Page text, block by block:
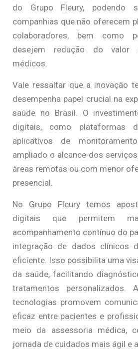
do Grupo Fleury, podendo
companhias que não oferecem
colaboradores, bem como
desejem redução do valor
médicos.
Vale ressaltar que a inovação
desempenha papel crucial na
saúde no Brasil. O
digitais, como plataformas
aplicativos de
ampliado o alcance dos
áreas remotas ou com menor
presencial.
No Grupo Fleury temos
digitais que permitem
acompanhamento contínuo do
integração de dados clínicos
eficiente. Isso possibilita uma
da saúde, facilitando
tratamentos personalizados.
tecnologias promovem
eficaz entre pacientes e
meio da assessoria médica,
jornada de cuidados mais ágil e